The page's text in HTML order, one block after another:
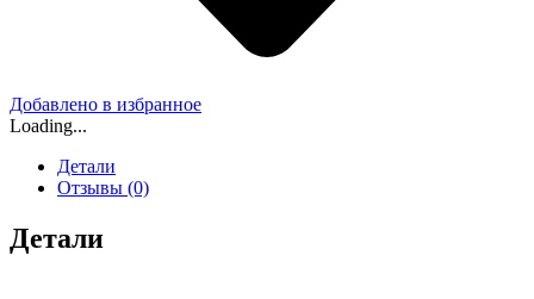
Добавлено в избранное
Loading...
Детали
Отзывы (0)
Детали